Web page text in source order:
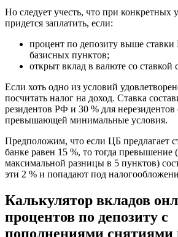
Но следует учесть, что при конкретных
придется заплатить, если:
процент по депозиту выше ставки
базисных пунктов;
открыт вклад в валюте со
Если хоть одно из условий
посчитать налог на доход. Ставка
резидентов РФ и 30 % для
превышающей минимальные условия.
Предположим, что если ЦБ предлагает
банке равен 15 %, то тогда превышение
максимальной разницы в 5 пунктов)
эти 2 % и попадают под
Калькулятор вкладов
процентов по депозиту с
пополнениями снятиями